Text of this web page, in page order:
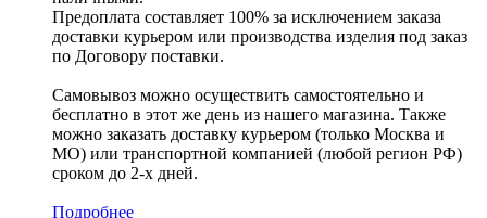
Предоплата составляет 100% за исключением заказа
доставки курьером или производства изделия под заказ
по Договору поставки.
Самовывоз можно осуществить самостоятельно и
бесплатно в этот же день из нашего магазина. Также
можно заказать доставку курьером (только Москва и
МО) или транспортной компанией (любой регион РФ)
сроком до 2-х дней.
Подробнее